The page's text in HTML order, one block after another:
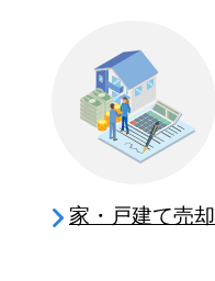
家・戸建て売却